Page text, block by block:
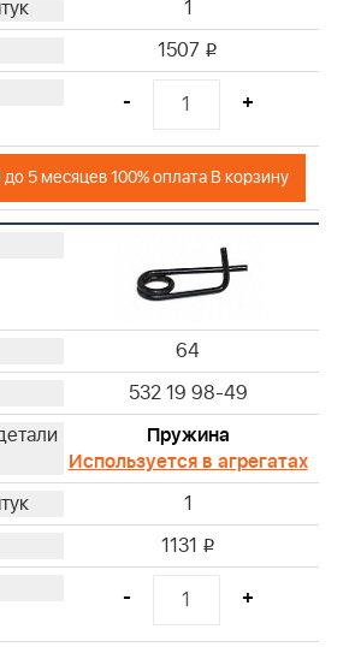
1
1507 i
- +
до 5 месяцев 100% оплата В корзину
64
532 19 98-49
Пружина
Используется в агрегатах
1
1131 i
- +